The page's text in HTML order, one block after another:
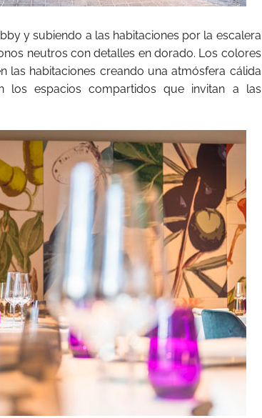
y subiendo a las habitaciones por la escalera
neutros con detalles en dorado. Los colores
las habitaciones creando una atmósfera cálida
los espacios compartidos que invitan a las